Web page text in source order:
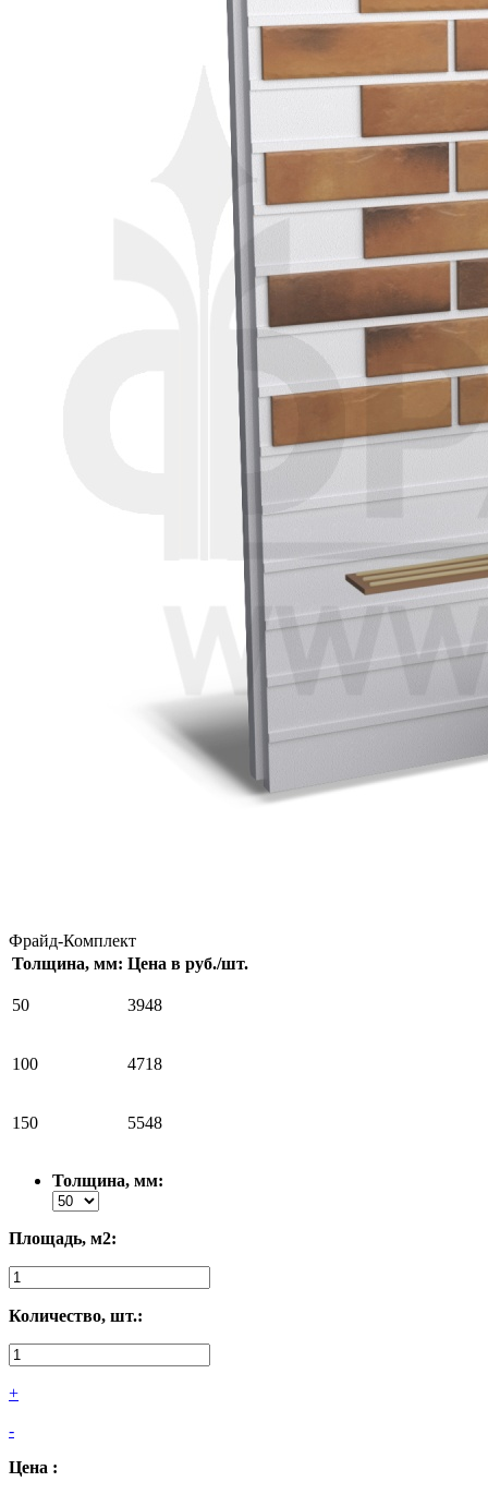
Фрайд-Комплект
Толщина, мм: Цена в руб./шт.
50 3948
100 4718
150 5548
Толщина, мм:
Площадь, м2:
Количество, шт.:
+
-
Цена :